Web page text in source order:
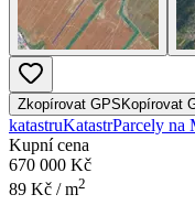
Zkopírovat GPS Kopírovat
katastruKatastrParcely na
Kupní cena
670 000 Kč
89 Kč / m2